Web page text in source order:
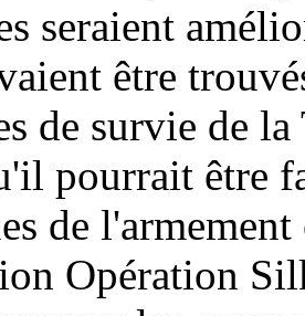
seraient
être
de survie de
pourrait être
de
Opération